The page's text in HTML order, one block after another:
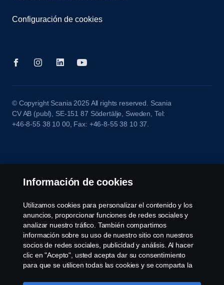
Configuración de cookies
© Copyright Scania 2025 All rights reserved. Scania
CV AB (publ), SE-151 87 Södertälje, Sweden, Tel:
+46-8-55 38 10 00, Fax: +46-8-55 38 10 37.
Información de cookies
Utilizamos cookies para personalizar el contenido y los
anuncios, proporcionar funciones de redes sociales y
analizar nuestro tráfico. También compartimos
información sobre su uso de nuestro sitio con nuestros
socios de redes sociales, publicidad y análisis. Al hacer
clic en "Acepto", usted acepta dar su consentimiento
para que se utilicen todas las cookies y se comparta la